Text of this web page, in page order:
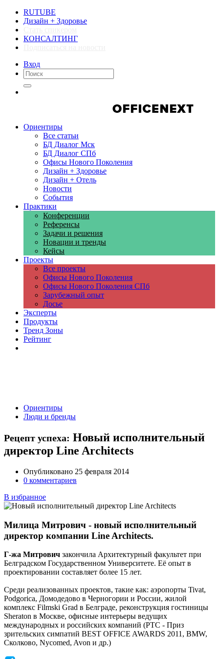
RUTUBE
Дизайн + Здоровье
КОНСАЛТИНГ
Вход
Ориентиры
Все статьи
БД Диалог Мск
БД Диалог СПб
Офисы Нового Поколения
Дизайн + Здоровье
Дизайн + Отель
Новости
События
Практики
Конференции
Референсы
Задачи и решения
Новации и тренды
Кейсы
Проекты
Все проекты
Офисы Нового Поколения
Офисы Нового Поколения СПб
Зарубежный опыт
Досье
Эксперты
Продукты
Тренд Зоны
Рейтинг
Ориентиры
Люди и бренды
Рецепт успеха: Новый исполнительный
директор Line Architects
Опубликовано 25 февраля 2014
0 комментариев
В избранное
Милица Митрович - новый исполнительный
директор компании Line Architects.
Г-жа Митрович закончила Архитектурный факультет при
Белградском Государственном Университете. Её опыт в
проектировании составляет более 15 лет.
Среди реализованных проектов, такие как: аэропорты Tivat,
Podgorica, Домодедово в Черногории и России, жилой
комплекс Filmski Grad в Белграде, реконструкция гостиницы
Sheraton в Москве, офисные интерьеры ведущих
международных и российских компаний (РТС - Приз
зрительских симпатий BEST OFFICE AWARDS 2011, BMW,
Сколково, Nycomed, Avon и др.)